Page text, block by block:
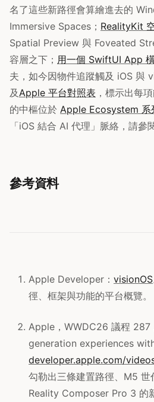
名了這些新路徑會算繪進去的
Immersive Spaces； RealityKit
Spatial Preview 與 Foveated
容層之下； 用一個 SwiftUI App
夫，如今因物件追蹤觸及 iOS 與
及 Apple 平台對照表 ，標示出每
的中樞位於 Apple Ecosystem 系
「iOS 結合 AI 代理」脈絡，請參
參考資料
Apple Developer： visionOS
徑、框架與功能的平台概覽。
Apple，WWDC26 議程
generation experiences with
developer.apple.com/
勾勒出三條建置路徑、M5
Reality Composer Pro 3 的